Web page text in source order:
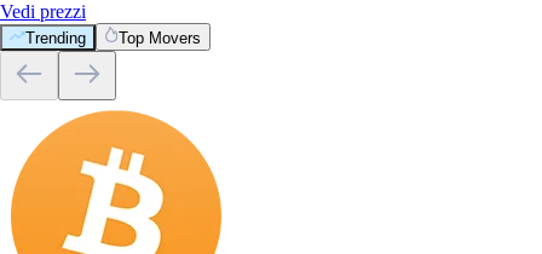
Vedi prezzi
Trending Top Movers